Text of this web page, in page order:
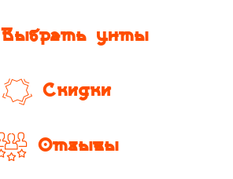
Выбрать унты
Скидки
Отзывы